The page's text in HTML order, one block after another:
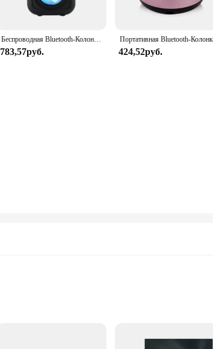
Беспроводная Bluetooth-Колонка для караоке, двойные динамики, 500 мАч
783,57руб. 424,52руб.